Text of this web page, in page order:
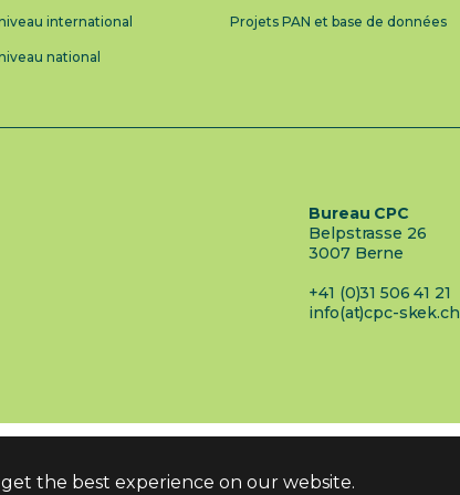
the best experience on our website.
international
national
Projets PAN et base de données
Bureau CPC
Belpstrasse 26
3007 Berne
+41 (0)31 506 41 21
info(at)cpc-skek.ch